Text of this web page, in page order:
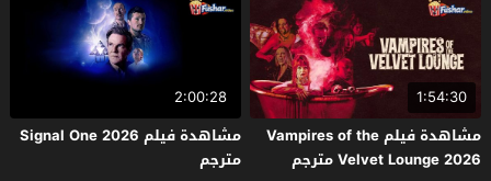
1:54:30
مشاهدة فيلم Vampires of the
Velvet Lounge 2026 مترجم
2:00:28
مشاهدة فيلم Signal One 2026
مترجم